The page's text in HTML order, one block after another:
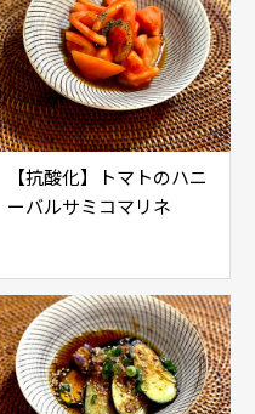
【抗酸化】トマトのハニ
ーバルサミコマリネ